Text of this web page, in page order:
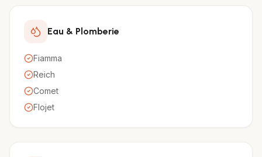
Eau & Plomberie
Fiamma
Reich
Comet
Flojet